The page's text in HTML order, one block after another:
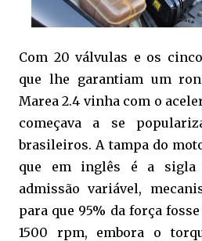
Com 20 válvulas e os
que lhe garantiam um
Marea 2.4 vinha com o
começava a se
brasileiros. A tampa do
que em inglês é a
admissão variável,
para que 95% da força
1500 rpm, embora o